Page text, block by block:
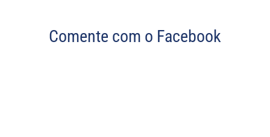
Comente com o Facebook